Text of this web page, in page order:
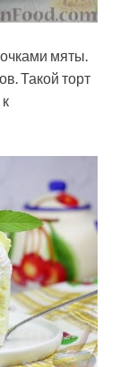
мяты.
Такой торт